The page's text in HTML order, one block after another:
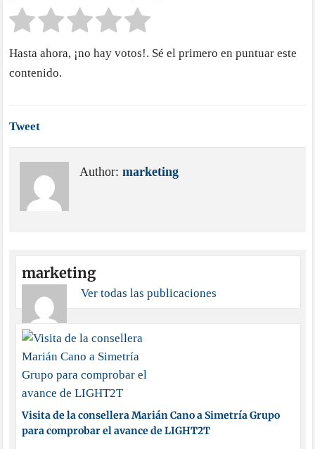
Hasta ahora, ¡no hay votos!. Sé el primero en puntuar este
contenido.
Tweet
Author:marketing
marketing
Ver todas las publicaciones
Visita de la consellera Marián Cano a Simetría Grupo
para comprobar el avance de LIGHT2T